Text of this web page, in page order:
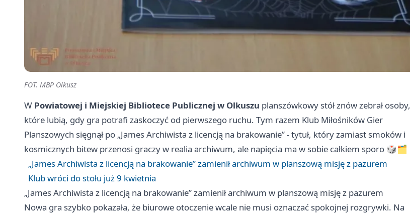
FOT. MBP Olkusz
W Powiatowej i Miejskiej Bibliotece Publicznej w Olkuszu planszówkowy stół znów zebrał osoby,
które lubią, gdy gra potrafi zaskoczyć od pierwszego ruchu. Tym razem Klub Miłośników Gier
Planszowych sięgnął po „James Archiwista z licencją na brakowanie” - tytuł, który zamiast smoków i
kosmicznych bitew przenosi graczy w realia archiwum, ale napięcia ma w sobie całkiem sporo 🎲🗂️
„James Archiwista z licencją na brakowanie” zamienił archiwum w planszową misję z pazurem
Klub wróci do stołu już 9 kwietnia
„James Archiwista z licencją na brakowanie” zamienił archiwum w planszową misję z pazurem
Nowa gra szybko pokazała, że biurowe otoczenie wcale nie musi oznaczać spokojnej rozgrywki. Na